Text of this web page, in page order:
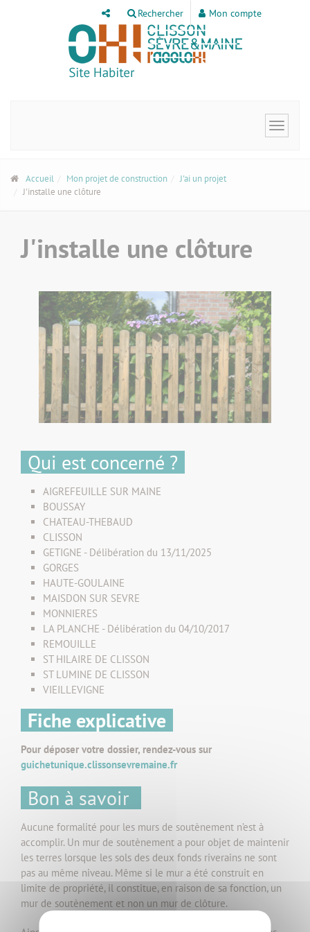
Rechercher Mon compte
Toggle
Accueil Mon projet de construction
J'ai un projet
J'installe une clôture
J'installe une clôture
Qui est concerné ?
AIGREFEUILLE SUR MAINE
BOUSSAY
CHATEAU-THEBAUD
CLISSON
GETIGNE - Délibération du 13/11/2025
GORGES
HAUTE-GOULAINE
MAISDON SUR SEVRE
MONNIERES
LA PLANCHE - Délibération du 04/10/2017
REMOUILLE
ST HILAIRE DE CLISSON
ST LUMINE DE CLISSON
VIEILLEVIGNE
Fiche explicative
Pour déposer votre dossier, rendez-vous sur
guichetunique.clissonsevremaine.fr
Bon à savoir
Aucune formalité pour les murs de soutènement n’est à
accomplir. Un mur de soutènement a pour objet de maintenir
les terres lorsque les sols des deux fonds riverains ne sont
pas au même niveau. Même si le mur a été construit en
limite de propriété, il constitue, en raison de sa fonction, un
mur de soutènement et non un mur de clôture.
Panneau de gestion des cookies